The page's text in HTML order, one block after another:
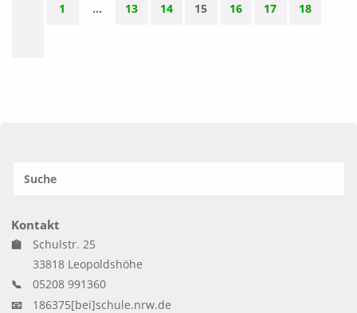
VIDEO
1 … 13 14 15 16 17 18
Kontakt
🏫
Schulstr. 25
33818 Leopoldshöhe
📞
05208 991360
📧
186375[bei]schule.nrw.de